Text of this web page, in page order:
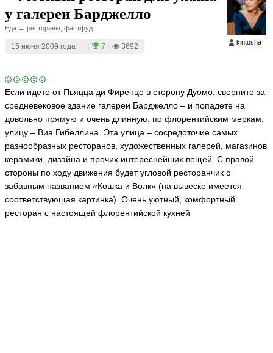
kintosha
у галереи Барджелло
Еда → рестораны, фастфуд
15 июня 2009 года 7 3692
Если идете от Пьяцца ди Фиренце в сторону Дуомо, сверните за
средневековое здание галереи Барджелло – и попадете на
довольно прямую и очень длинную, по флорентийским меркам,
улицу – Виа Гибеллина. Эта улица – сосредоточие самых
разнообразных ресторанов, художественных галерей, магазинов
керамики, дизайна и прочих интереснейших вещей. С правой
стороны по ходу движения будет угловой ресторанчик с
забавным названием «Кошка и Волк» (на вывеске имеется
соответствующая картинка). Очень уютный, комфортный
ресторан с настоящей флорентийской кухней